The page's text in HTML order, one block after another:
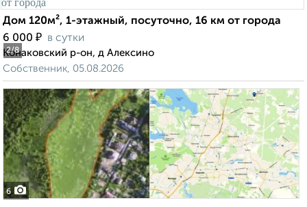
2/8
Дом 120м², 1-этажный, посуточно, 16 км от города
6 000 ₽ в сутки
Конаковский р-он, д Алексино
Собственник, 05.08.2026
6